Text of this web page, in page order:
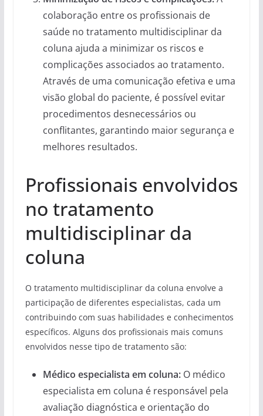
colaboração entre os profissionais de
saúde no tratamento multidisciplinar da
coluna ajuda a minimizar os riscos e
complicações associados ao tratamento.
Através de uma comunicação efetiva e uma
visão global do paciente, é possível evitar
procedimentos desnecessários ou
conflitantes, garantindo maior segurança e
melhores resultados.
Profissionais envolvidos
no tratamento
multidisciplinar da
coluna
O tratamento multidisciplinar da coluna envolve a
participação de diferentes especialistas, cada um
contribuindo com suas habilidades e conhecimentos
específicos. Alguns dos profissionais mais comuns
envolvidos nesse tipo de tratamento são:
Médico especialista em coluna:O médico
especialista em coluna é responsável pela
avaliação diagnóstica e orientação do